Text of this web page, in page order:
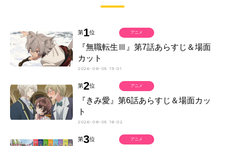
第1位
『無職転生Ⅲ』第7話あらすじ＆場面
カット
2026-08-05 19:01
アニメ
第2位
『きみ愛』第6話あらすじ＆場面カッ
ト
2026-08-05 18:02
アニメ
第3位 アニメ